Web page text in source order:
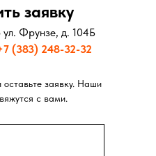
заявку
Московская д.281
(343) 346-73-73
с вами.
заявку
Фрунзе, д. 104Б
(383) 248-32-32
оставьте заявку. Наши
с вами.